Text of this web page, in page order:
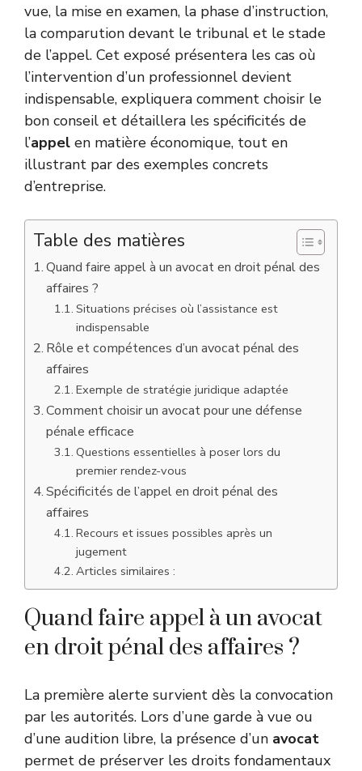
vue, la mise en examen, la phase d’instruction,
la comparution devant le tribunal et le stade
de l’appel. Cet exposé présentera les cas où
l’intervention d’un professionnel devient
indispensable, expliquera comment choisir le
bon conseil et détaillera les spécificités de
l’appel en matière économique, tout en
illustrant par des exemples concrets
d’entreprise.
Table des matières
Quand faire appel à un avocat en droit pénal des
affaires ?
Situations précises où l’assistance est
indispensable
Rôle et compétences d’un avocat pénal des
affaires
Exemple de stratégie juridique adaptée
Comment choisir un avocat pour une défense
pénale efficace
Questions essentielles à poser lors du
premier rendez-vous
Spécificités de l’appel en droit pénal des
affaires
Recours et issues possibles après un
jugement
Articles similaires :
Quand faire appel à un avocat
en droit pénal des affaires ?
La première alerte survient dès la convocation
par les autorités. Lors d’une garde à vue ou
d’une audition libre, la présence d’un avocat
permet de préserver les droits fondamentaux